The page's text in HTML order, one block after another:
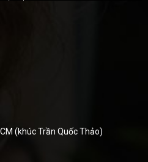
(khúc Trần Quốc Thảo)